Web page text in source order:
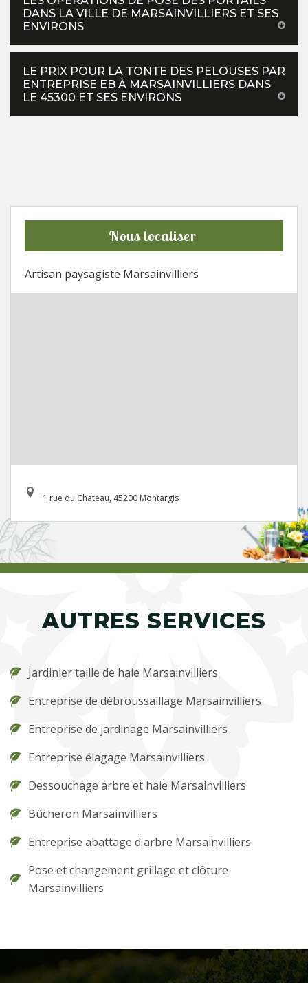
DANS LA VILLE DE MARSAINVILLIERS ET SES
ENVIRONS
LE PRIX POUR LA TONTE DES PELOUSES PAR
ENTREPRISE EB À MARSAINVILLIERS DANS
LE 45300 ET SES ENVIRONS
Nous localiser
Artisan paysagiste Marsainvilliers
1 rue du Chateau, 45200 Montargis
AUTRES SERVICES
Jardinier taille de haie Marsainvilliers
Entreprise de débroussaillage Marsainvilliers
Entreprise de jardinage Marsainvilliers
Entreprise élagage Marsainvilliers
Dessouchage arbre et haie Marsainvilliers
Bûcheron Marsainvilliers
Entreprise abattage d'arbre Marsainvilliers
Pose et changement grillage et clôture
Marsainvilliers